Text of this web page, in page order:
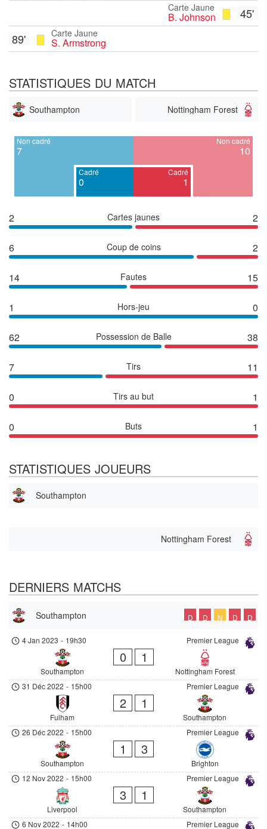
45'
Carte Jaune
B. Johnson
Carte Jaune
S. Armstrong
89'
STATISTIQUES DU MATCH
Southampton Nottingham Forest
Non cadré
7
Cadré
0
Cadré
1
Non cadré
10
2 Cartes jaunes 2
6 Coup de coins 2
14 Fautes 15
1 Hors-jeu 0
62 Possession de Balle 38
7 Tirs 11
0 Tirs au but 1
0 Buts 1
STATISTIQUES JOUEURS
Southampton
Nottingham Forest
DERNIERS MATCHS
Southampton D D N D D
Premier League
4 Jan 2023 - 19h30
Southampton
0 1
Nottingham Forest
Premier League
31 Déc 2022 - 15h00
Fulham
2 1
Southampton
Premier League
26 Déc 2022 - 15h00
Southampton
1 3
Brighton
Premier League
12 Nov 2022 - 15h00
Liverpool
3 1
Southampton
Premier League
6 Nov 2022 - 14h00